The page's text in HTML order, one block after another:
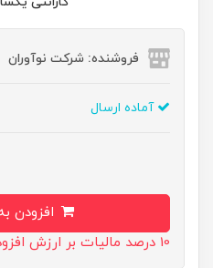
فروشنده: شرکت نوآوران
آماده ارسال
10 درصد مالیات بر ارزش افزوده اضافه خواهد شد.